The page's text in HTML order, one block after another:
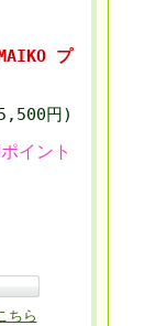
プ
円)
イント
ちら